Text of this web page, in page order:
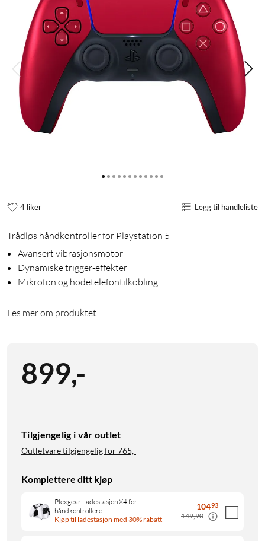
4 liker Legg til handleliste
Trådløs håndkontroller for Playstation 5
Avansert vibrasjonsmotor
Dynamiske trigger-effekter
Mikrofon og hodetelefontilkobling
Les mer om produktet
899,-
Tilgjengelig i vår outlet
Outletvare tilgjengelig for765,-
Komplettere ditt kjøp
Plexgear Ladestasjon X4 for
håndkontrollere
Kjøp til ladestasjon med 30% rabatt
10493
149,90